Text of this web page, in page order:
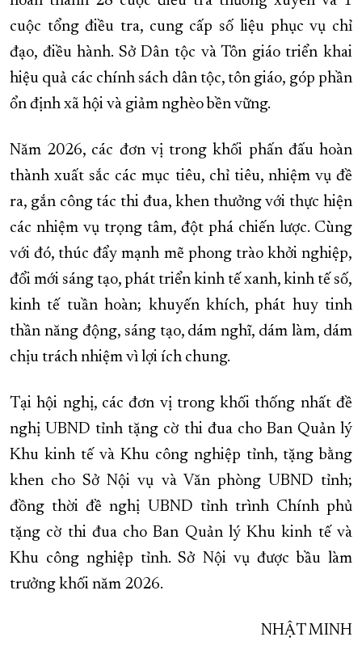
cuộc tổng điều tra, cung cấp số liệu phục vụ chỉ
đạo, điều hành. Sở Dân tộc và Tôn giáo triển khai
hiệu quả các chính sách dân tộc, tôn giáo, góp phần
ổn định xã hội và giảm nghèo bền vững.
Năm 2026, các đơn vị trong khối phấn đấu hoàn
thành xuất sắc các mục tiêu, chỉ tiêu, nhiệm vụ đề
ra, gắn công tác thi đua, khen thưởng với thực hiện
các nhiệm vụ trọng tâm, đột phá chiến lược. Cùng
với đó, thúc đẩy mạnh mẽ phong trào khởi nghiệp,
đổi mới sáng tạo, phát triển kinh tế xanh, kinh tế số,
kinh tế tuần hoàn; khuyến khích, phát huy tinh
thần năng động, sáng tạo, dám nghĩ, dám làm, dám
chịu trách nhiệm vì lợi ích chung.
Tại hội nghị, các đơn vị trong khối thống nhất đề
nghị UBND tỉnh tặng cờ thi đua cho Ban Quản lý
Khu kinh tế và Khu công nghiệp tỉnh, tặng bằng
khen cho Sở Nội vụ và Văn phòng UBND tỉnh;
đồng thời đề nghị UBND tỉnh trình Chính phủ
tặng cờ thi đua cho Ban Quản lý Khu kinh tế và
Khu công nghiệp tỉnh. Sở Nội vụ được bầu làm
trưởng khối năm 2026.
NHẬT MINH